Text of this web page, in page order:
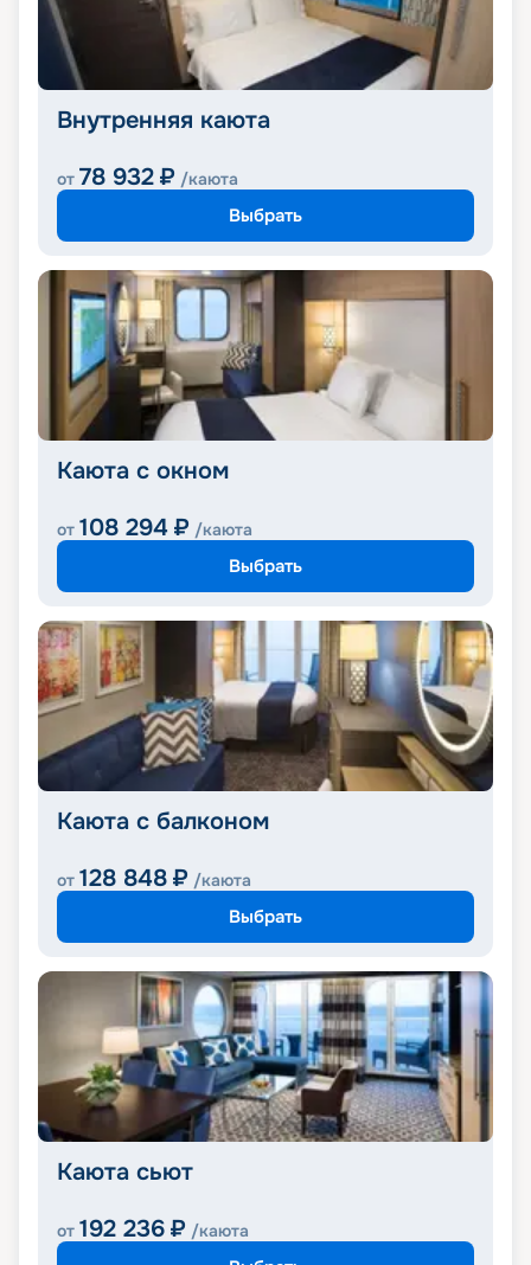
Внутренняя каюта
от 78 932 ₽ /каюта
Выбрать
Каюта с окном
от 108 294 ₽ /каюта
Выбрать
Каюта с балконом
от 128 848 ₽ /каюта
Выбрать
Каюта сьют
от 192 236 ₽ /каюта